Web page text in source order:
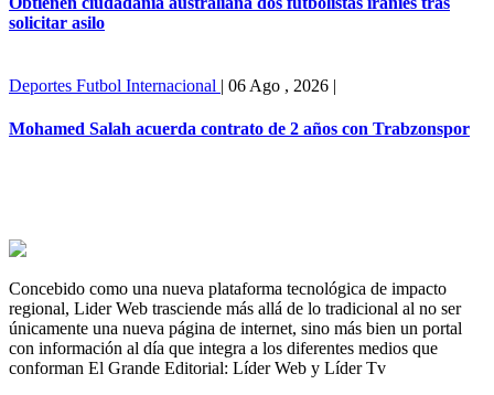
solicitar asilo
Deportes Futbol Internacional | 06 Ago , 2026 |
Mohamed Salah acuerda contrato de 2 años con Trabzonspor
Concebido como una nueva plataforma tecnológica de impacto
regional, Lider Web trasciende más allá de lo tradicional al no ser
únicamente una nueva página de internet, sino más bien un portal
con información al día que integra a los diferentes medios que
conforman El Grande Editorial: Líder Web y Líder Tv